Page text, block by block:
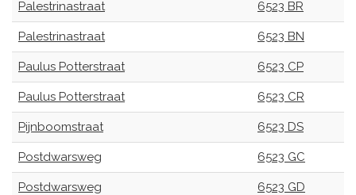
Palestrinastraat 6523 BR
Palestrinastraat 6523 BN
Paulus Potterstraat 6523 CP
Paulus Potterstraat 6523 CR
Pijnboomstraat 6523 DS
Postdwarsweg 6523 GC
Postdwarsweg 6523 GD